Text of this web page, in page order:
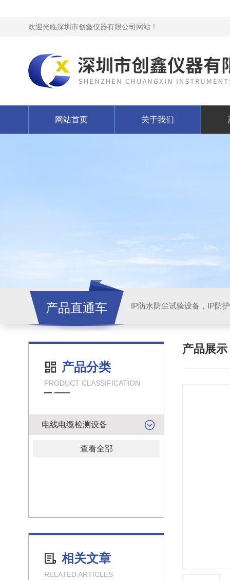
欢迎光临深圳市创鑫仪器有限公司网站！
网站首页 关于我们
产品直通车
产品分类
PRODUCT CLASSIFICATION
电线电缆检测设备
查看全部
相关文章
RELATED ARTICLES
产品展示